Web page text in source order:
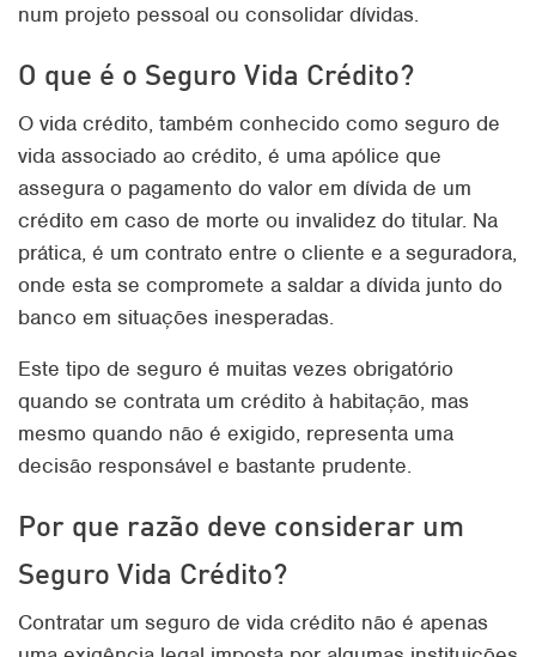
num projeto pessoal ou consolidar dívidas.
O que é o Seguro Vida Crédito?
O vida crédito, também conhecido como seguro de
vida associado ao crédito, é uma apólice que
assegura o pagamento do valor em dívida de um
crédito em caso de morte ou invalidez do titular. Na
prática, é um contrato entre o cliente e a seguradora,
onde esta se compromete a saldar a dívida junto do
banco em situações inesperadas.
Este tipo de seguro é muitas vezes obrigatório
quando se contrata um crédito à habitação, mas
mesmo quando não é exigido, representa uma
decisão responsável e bastante prudente.
Por que razão deve considerar um
Seguro Vida Crédito?
Contratar um seguro de vida crédito não é apenas